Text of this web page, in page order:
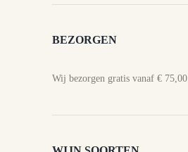
BEZORGEN
Wij bezorgen gratis vanaf € 75,00